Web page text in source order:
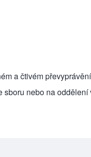
a čtivém
nebo na oddělení